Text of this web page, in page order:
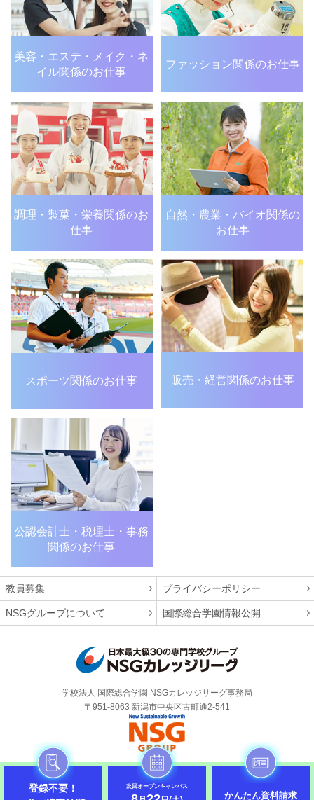
登録不要！
次回オープンキャンパス
かんたん資料請求
美容・エステ・メイク・ ネ
イル関係のお仕事
ファッション関係のお仕事
調理・製菓・栄養関係のお
仕事
自然・農業・バイオ関係の
お仕事
スポーツ関係のお仕事 販売・経営関係のお仕事
公認会計士・税理士・事務
関係のお仕事
教員募集 プライバシーポリシー
NSGグループについて 国際総合学園情報公開
学校法人 国際総合学園 NSGカレッジリーグ事務局
〒951-8063 新潟市中央区古町通2-541
Copyright 2026 JAPAN NSG COLLEGE LEAGUE. All Rights Reserved.